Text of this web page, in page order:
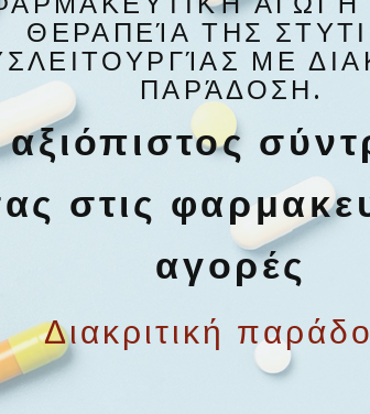
ΘΕΡΑΠΕΊΑ ΤΗΣ
ΜΕ
ΠΑΡΆΔΟΣΗ.
στις
αγορές
Διακριτική